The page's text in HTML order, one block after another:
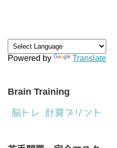
Powered by Translate
Brain Training